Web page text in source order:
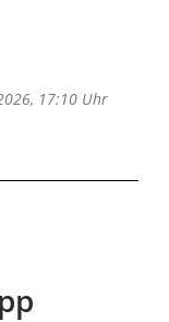
17:10 Uhr